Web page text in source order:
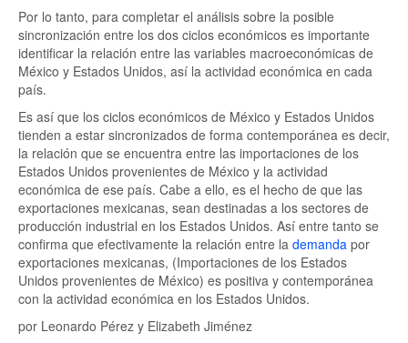
Por lo tanto, para completar el análisis sobre la posible
sincronización entre los dos ciclos económicos es importante
identificar la relación entre las variables macroeconómicas de
México y Estados Unidos, así la actividad económica en cada
país.
Es así que los ciclos económicos de México y Estados Unidos
tienden a estar sincronizados de forma contemporánea es decir,
la relación que se encuentra entre las importaciones de los
Estados Unidos provenientes de México y la actividad
económica de ese país. Cabe a ello, es el hecho de que las
exportaciones mexicanas, sean destinadas a los sectores de
producción industrial en los Estados Unidos. Así entre tanto se
confirma que efectivamente la relación entre la demanda por
exportaciones mexicanas, (Importaciones de los Estados
Unidos provenientes de México) es positiva y contemporánea
con la actividad económica en los Estados Unidos.
por Leonardo Pérez y Elizabeth Jiménez